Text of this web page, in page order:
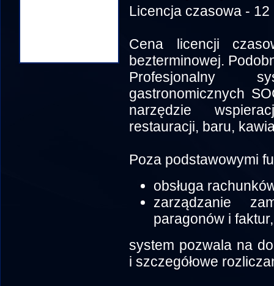
Licencja czasowa - 12
Cena licencji
bezterminowej.
Profesjonalny
gastronomicznych
narzędzie
restauracji, baru,
Poza podstawowymi
obsługa
zarządzanie
paragonów i faktur,
system pozwala na
i szczegółowe